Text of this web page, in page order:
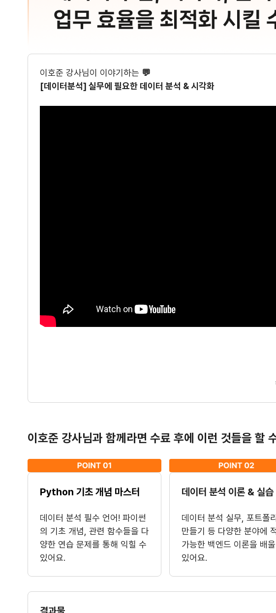
이호준 강사님이 이야기하는 💬
[데이터분석] 실무에 필요한 데이터 분석 & 시각화
이호준 강사님과 함께라면 수료 후에 이런 것들을 할
Python 기초 개념 마스터
데이터 분석 필수 언어! 파이썬
의 기초 개념, 관련 함수들을 다
양한 연습 문제를 통해 익힐 수
있어요.
데이터 분석 이론 & 실습
데이터 분석 실무, 포트폴
만들기 등 다양한 분야에
가능한 백엔드 이론을 배
있어요.